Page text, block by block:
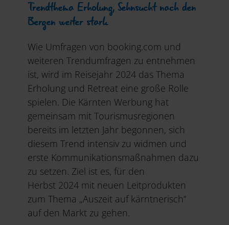
Trendthema Erholung, Sehnsucht nach den
Bergen weiter stark
Wie Umfragen von booking.com und
weiteren Trendumfragen zu entnehmen
ist, wird im Reisejahr 2024 das Thema
Erholung und Retreat eine große Rolle
spielen. Die Kärnten Werbung hat
gemeinsam mit Tourismusregionen
bereits im letzten Jahr begonnen, sich
diesem Trend intensiv zu widmen und
erste Kommunikationsmaßnahmen dazu
zu setzen. Ziel ist es, für den
Herbst 2024 mit neuen Leitprodukten
zum Thema „Auszeit auf kärntnerisch“
auf den Markt zu gehen.